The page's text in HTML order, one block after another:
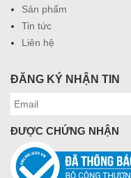
Sản phẩm
Tin tức
Liên hệ
ĐĂNG KÝ NHẬN TIN
ĐƯỢC CHỨNG NHẬN